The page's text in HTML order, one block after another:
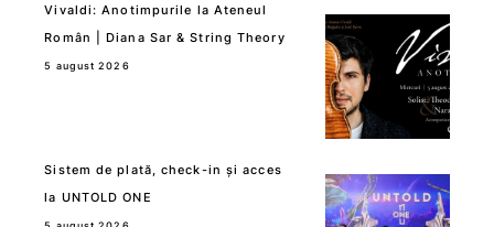
Vivaldi: Anotimpurile la Ateneul
Român | Diana Sar & String Theory
5 august 2026
Sistem de plată, check-in și acces
la UNTOLD ONE